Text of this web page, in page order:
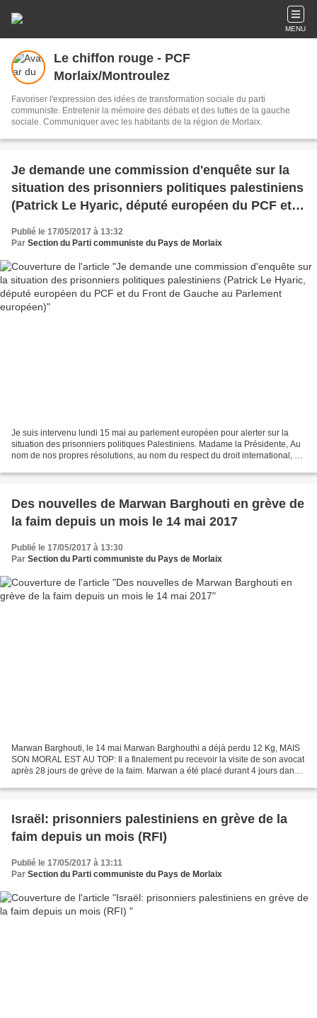
MENU
Le chiffon rouge - PCF
Morlaix/Montroulez
Favoriser l'expression des idées de transformation sociale du parti
communiste. Entretenir la mémoire des débats et des luttes de la gauche
sociale. Communiquer avec les habitants de la région de Morlaix.
Je demande une commission d'enquête sur la
situation des prisonniers politiques palestiniens
(Patrick Le Hyaric, député européen du PCF et
du Front de Gauche au Parlement européen)
Publié le 17/05/2017 à 13:32
Par Section du Parti communiste du Pays de Morlaix
Je suis intervenu lundi 15 mai au parlement européen pour alerter sur la
situation des prisonniers politiques Palestiniens. Madame la Présidente, Au
nom de nos propres résolutions, au nom du respect du droit international, au
Des nouvelles de Marwan Barghouti en grève de
la faim depuis un mois le 14 mai 2017
Publié le 17/05/2017 à 13:30
Par Section du Parti communiste du Pays de Morlaix
Marwan Barghouti, le 14 mai Marwan Barghouthi a déjà perdu 12 Kg, MAIS
SON MORAL EST AU TOP: Il a finalement pu recevoir la visite de son avocat
après 28 jours de grève de la faim. Marwan a été placé durant 4 jours dans
Israël: prisonniers palestiniens en grève de la
faim depuis un mois (RFI)
Publié le 17/05/2017 à 13:11
Par Section du Parti communiste du Pays de Morlaix